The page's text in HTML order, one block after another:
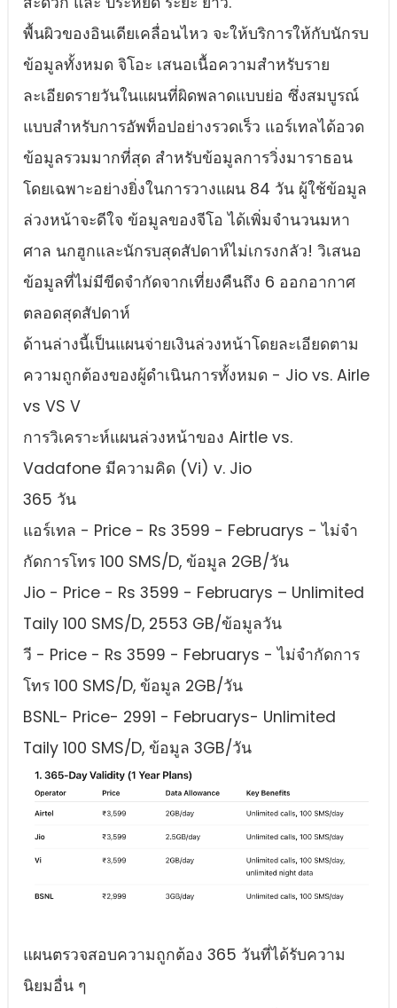
พื้นผิวของอินเดียเคลื่อนไหว จะให้บริการให้กับนักรบ
ข้อมูลทั้งหมด จิโอะ เสนอเนื้อความสําหรับราย
ละเอียดรายวันในแผนที่ผิดพลาดแบบย่อ ซึ่งสมบูรณ์
แบบสําหรับการอัพท็อปอย่างรวดเร็ว แอร์เทลได้อวด
ข้อมูลรวมมากที่สุด สําหรับข้อมูลการวิ่งมาราธอน
โดยเฉพาะอย่างยิ่งในการวางแผน 84 วัน ผู้ใช้ข้อมูล
ล่วงหน้าจะดีใจ ข้อมูลของจีโอ ได้เพิ่มจํานวนมหา
ศาล นกฮูกและนักรบสุดสัปดาห์ไม่เกรงกลัว! วิเสนอ
ข้อมูลที่ไม่มีขีดจํากัดจากเที่ยงคืนถึง 6 ออกอากาศ
ตลอดสุดสัปดาห์
ด้านล่างนี้เป็นแผนจ่ายเงินล่วงหน้าโดยละเอียดตาม
ความถูกต้องของผู้ดําเนินการทั้งหมด - Jio vs. Airle
vs VS V
การวิเคราะห์แผนล่วงหน้าของ Airtle vs.
Vadafone มีความคิด (Vi) v. Jio
365 วัน
แอร์เทล - Price - Rs 3599 - Februarys - ไม่จํา
กัดการโทร 100 SMS/D, ข้อมูล 2GB/วัน
Jio - Price - Rs 3599 - Februarys – Unlimited
Taily 100 SMS/D, 2553 GB/ข้อมูลวัน
วี - Price - Rs 3599 - Februarys - ไม่จํากัดการ
โทร 100 SMS/D, ข้อมูล 2GB/วัน
BSNL- Price- 2991 - Februarys- Unlimited
Taily 100 SMS/D, ข้อมูล 3GB/วัน
แผนตรวจสอบความถูกต้อง 365 วันที่ได้รับความ
นิยมอื่น ๆ